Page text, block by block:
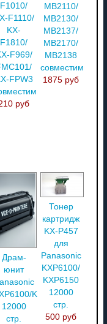
F1010/
F1110/
KX-
F1810/
F969/
FPW3
руб
MB2110/
MB2130/
MB2137/
MB2170/
MB2138
совместимый
1875 руб
Драм-
юнит
KXP6150
12000
стр.
Тонер
картридж
KX-P457
для
Panasonic
KXP6100/
KXP6150
12000
стр.
500 руб